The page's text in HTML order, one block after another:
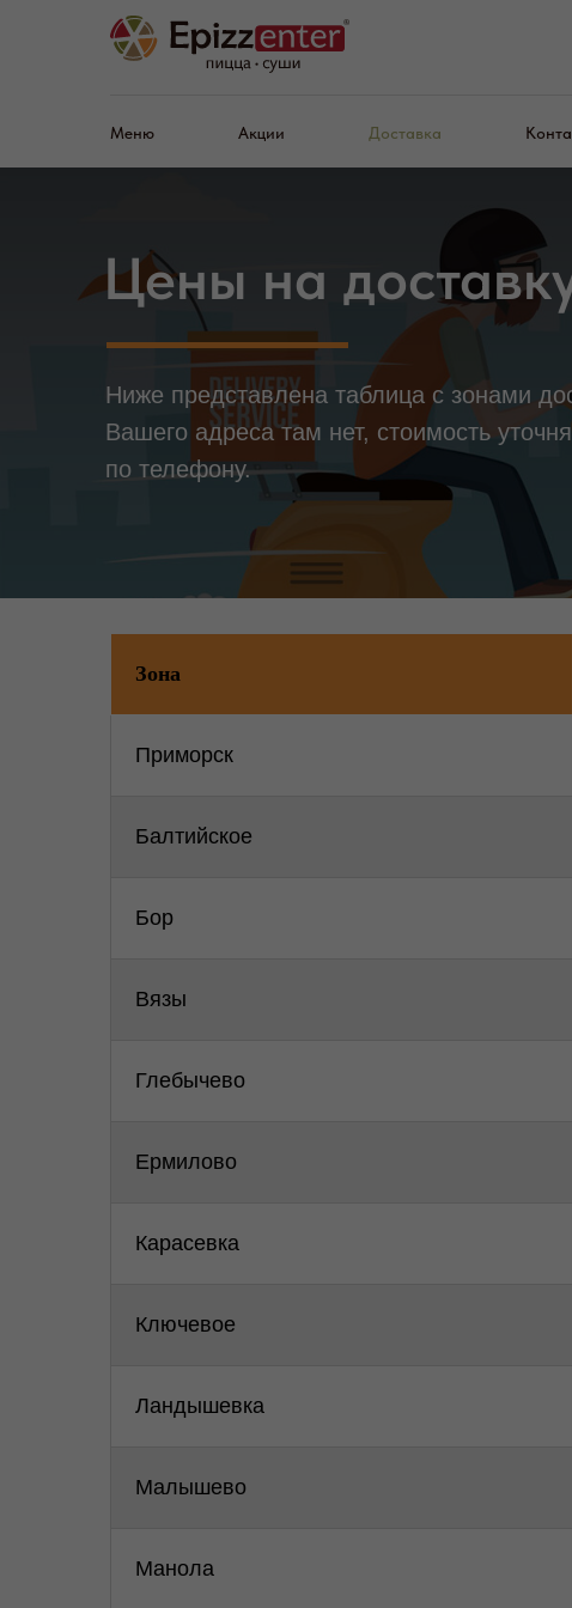
Меню Акции Доставка
Цены на
Ниже представлена таблица с зонами
Вашего адреса там нет, стоимость
по телефону.
Зона
Приморск
Балтийское
Бор
Вязы
Глебычево
Ермилово
Карасевка
Ключевое
Ландышевка
Малышево
Манола